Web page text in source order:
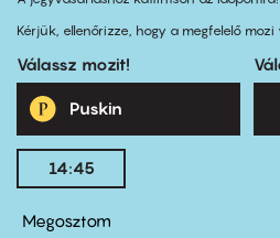
Kérjük, ellenőrizze, hogy a megfelelő
Válassz mozit!
Puskin
14:45
Megosztom